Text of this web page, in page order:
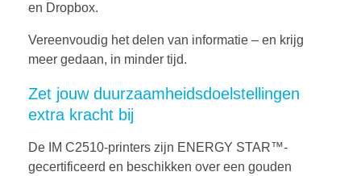
en Dropbox.
Vereenvoudig het delen van informatie – en krijg
meer gedaan, in minder tijd.
Zet jouw duurzaamheidsdoelstellingen
extra kracht bij
De IM C2510-printers zijn ENERGY STAR™-
gecertificeerd en beschikken over een gouden